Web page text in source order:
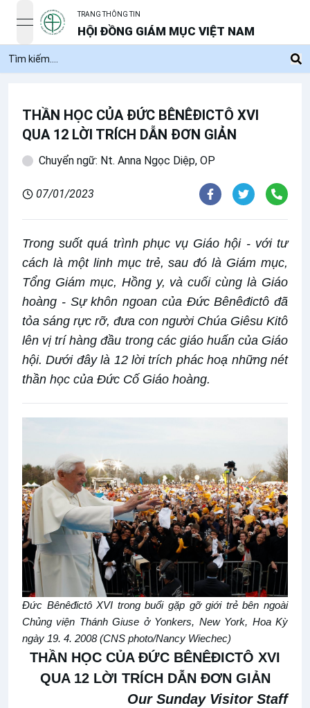
open navigation menu
TRANG THÔNG TIN
HỘI ĐỒNG GIÁM MỤC VIỆT NAM
THẦN HỌC CỦA ĐỨC BÊNÊĐICTÔ XVI
QUA 12 LỜI TRÍCH DẪN ĐƠN GIẢN
Chuyển ngữ: Nt. Anna Ngọc Diệp, OP
07/01/2023
Trong suốt quá trình phục vụ Giáo hội - với tư
cách là một linh mục trẻ, sau đó là Giám mục,
Tổng Giám mục, Hồng y, và cuối cùng là Giáo
hoàng - Sự khôn ngoan của Đức Bênêđictô đã
tỏa sáng rực rỡ, đưa con người Chúa Giêsu Kitô
lên vị trí hàng đầu trong các giáo huấn của Giáo
hội. Dưới đây là 12 lời trích phác hoạ những nét
thần học của Đức Cố Giáo hoàng.
Đức Bênêđictô XVI trongbuổi gặp gỡ giới trẻ bên ngoài
Chủng viện Thánh Giuse ở Yonkers, New York, HoaKỳ
ngày 19. 4. 2008(CNS photo/Nancy Wiechec)
THẦN HỌC CỦA ĐỨC BÊNÊĐICTÔ XVI
QUA12 LỜI TRÍCH DẪN ĐƠN GIẢN
Our Sunday Visitor Staff